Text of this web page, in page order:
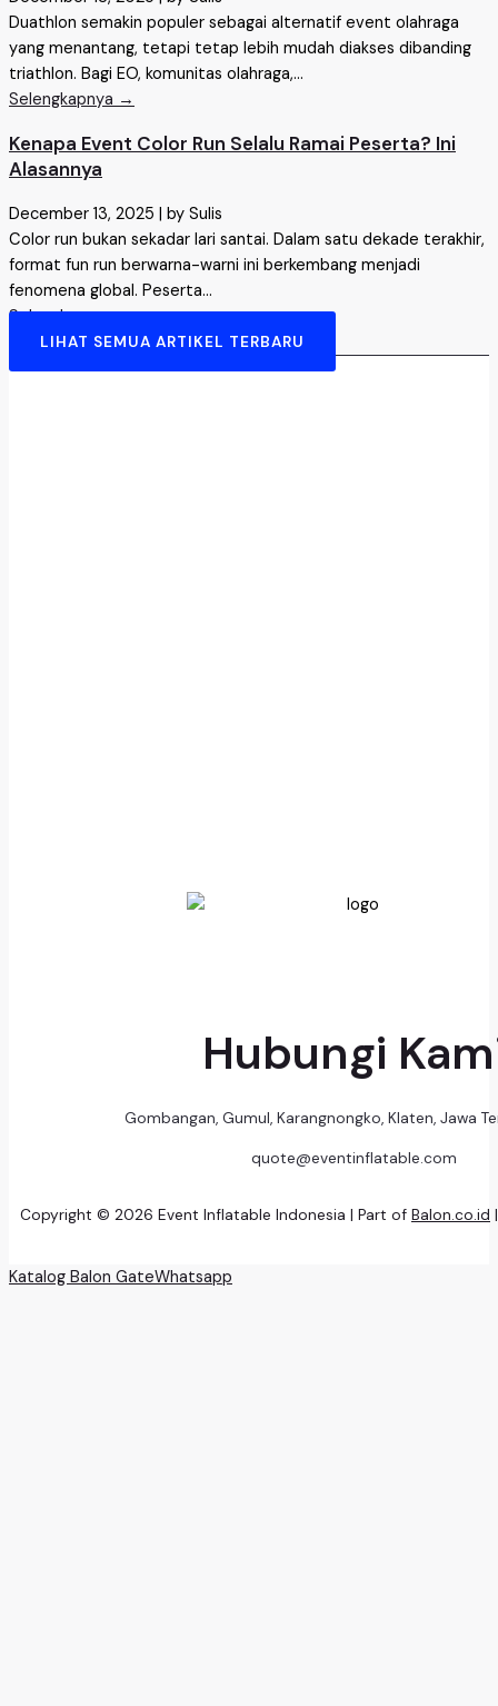
Duathlon semakin populer sebagai alternatif event olahraga
yang menantang, tetapi tetap lebih mudah diakses dibanding
triathlon. Bagi EO, komunitas olahraga,...
Selengkapnya →
Kenapa Event Color Run Selalu Ramai Peserta? Ini
Alasannya
December 13, 2025
by Sulis
Color run bukan sekadar lari santai. Dalam satu dekade terakhir,
format fun run berwarna-warni ini berkembang menjadi
fenomena global. Peserta...
Selengkapnya →
LIHAT SEMUA ARTIKEL TERBARU
Hubungi
Gombangan, Gumul, Karangnongko, Klaten, Jawa
quote@eventinflatable.com
Copyright © 2026 Event Inflatable Indonesia | Part of Balon.co.id
Katalog Balon GateWhatsapp